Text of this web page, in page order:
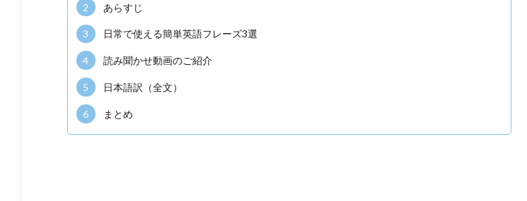
2 あらすじ
3 日常で使える簡単英語フレーズ3選
4 読み聞かせ動画のご紹介
5 日本語訳（全文）
6 まとめ